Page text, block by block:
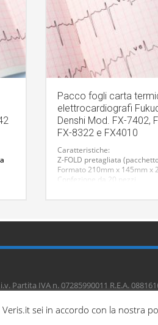
Pacco fogli carta
elettrocardiografi
Denshi Mod. FX-7402,
FX-8322 e FX4010
Caratteristiche:
Z-FOLD pretagliata
Formato 210mm x 145mm x
Confezione da 20 pezzi
IVA n. 07285990011 R.E.A.
sei in accordo con la nostra